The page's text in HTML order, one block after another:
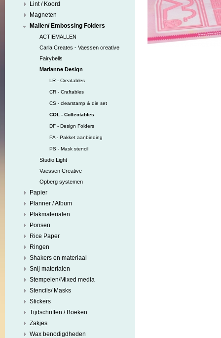
Lint / Koord
Magneten
Mallen/ Embossing Folders
ACTIEMALLEN
Carla Creates - Vaessen creative
Fairybells
Marianne Design
LR - Creatables
CR - Craftables
CS - clearstamp & die set
COL - Collectables
DF - Design Folders
PA - Pakket aanbieding
PS - Mask stencil
Studio Light
Vaessen Creative
Opberg systemen
Papier
Planner / Album
Plakmaterialen
Ponsen
Rice Paper
Ringen
Shakers en materiaal
Snij materialen
Stempelen/Mixed media
Stencils/ Masks
Stickers
Tijdschriften / Boeken
Zakjes
Wax benodigdheden